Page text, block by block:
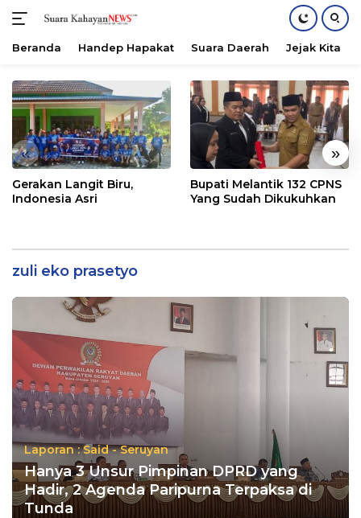
konten
Beranda Handep Hapakat Suara Daerah Jejak Kita
« »
Gerakan Langit Biru,
Indonesia Asri
Bupati Melantik 132 CPNS
Yang Sudah Dikukuhkan
zuli eko prasetyo
Laporan : Said - Seruyan
Hanya 3 Unsur Pimpinan DPRD yang
Hadir, 2 Agenda Paripurna Terpaksa di
Tunda